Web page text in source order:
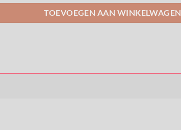
TOEVOEGEN AAN WINKELWAGEN